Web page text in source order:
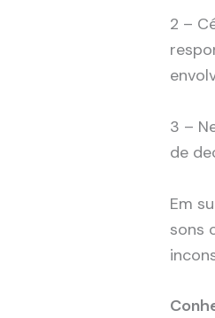
2 –
3 –
de
Em
sons